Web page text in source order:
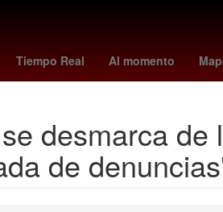
Tiempo Real Al momento
Houston Rockets
desmarca
de